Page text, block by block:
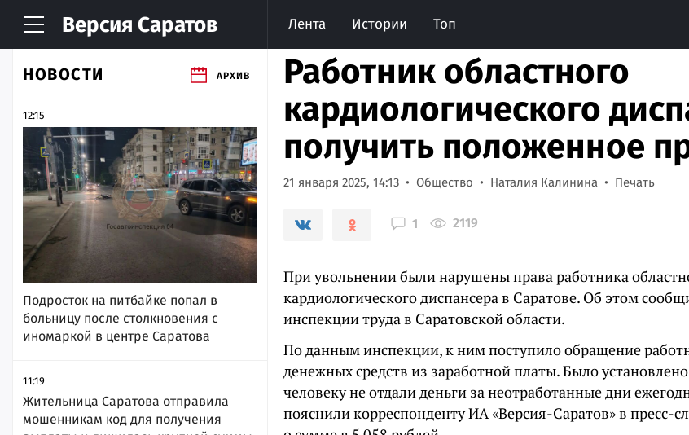
Версия Саратов Лента Истории Топ
НОВОСТИ АРХИВ
12:15
Подросток на питбайке попал в
больницу после столкновения с
иномаркой в центре Саратова
11:19
Жительница Саратова отправила
мошенникам код для получения
Работник областного
кардиологического
получить положенное
21 января 2025, 14:13 Общество Наталия Калинина Печать
1 2119
При увольнении были нарушены права работника
кардиологического диспансера в Саратове. Об этом
инспекции труда в Саратовской области.
По данным инспекции, к ним поступило обращение
денежных средств из заработной платы. Было
человеку не отдали деньги за неотработанные дни
пояснили корреспонденту ИА «Версия-Саратов» в пресс-